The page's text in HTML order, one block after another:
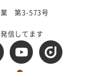
第3-573号
信してます